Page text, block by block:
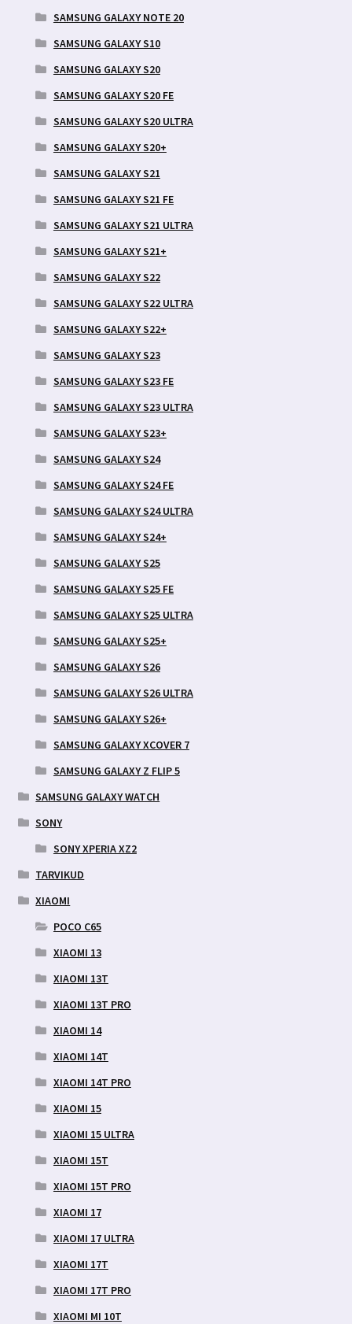
SAMSUNG GALAXY NOTE 20
SAMSUNG GALAXY S10
SAMSUNG GALAXY S20
SAMSUNG GALAXY S20 FE
SAMSUNG GALAXY S20 ULTRA
SAMSUNG GALAXY S20+
SAMSUNG GALAXY S21
SAMSUNG GALAXY S21 FE
SAMSUNG GALAXY S21 ULTRA
SAMSUNG GALAXY S21+
SAMSUNG GALAXY S22
SAMSUNG GALAXY S22 ULTRA
SAMSUNG GALAXY S22+
SAMSUNG GALAXY S23
SAMSUNG GALAXY S23 FE
SAMSUNG GALAXY S23 ULTRA
SAMSUNG GALAXY S23+
SAMSUNG GALAXY S24
SAMSUNG GALAXY S24 FE
SAMSUNG GALAXY S24 ULTRA
SAMSUNG GALAXY S24+
SAMSUNG GALAXY S25
SAMSUNG GALAXY S25 FE
SAMSUNG GALAXY S25 ULTRA
SAMSUNG GALAXY S25+
SAMSUNG GALAXY S26
SAMSUNG GALAXY S26 ULTRA
SAMSUNG GALAXY S26+
SAMSUNG GALAXY XCOVER 7
SAMSUNG GALAXY Z FLIP 5
SAMSUNG GALAXY WATCH
SONY
SONY XPERIA XZ2
TARVIKUD
XIAOMI
POCO C65
XIAOMI 13
XIAOMI 13T
XIAOMI 13T PRO
XIAOMI 14
XIAOMI 14T
XIAOMI 14T PRO
XIAOMI 15
XIAOMI 15 ULTRA
XIAOMI 15T
XIAOMI 15T PRO
XIAOMI 17
XIAOMI 17 ULTRA
XIAOMI 17T
XIAOMI 17T PRO
XIAOMI MI 10T